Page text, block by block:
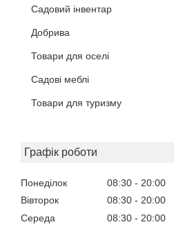
Садовий інвентар
Добрива
Товари для оселі
Садові меблі
Товари для туризму
Графік роботи
Понеділок 08:30
20:00
Вівторок
08:30
20:00
Середа
08:30
20:00